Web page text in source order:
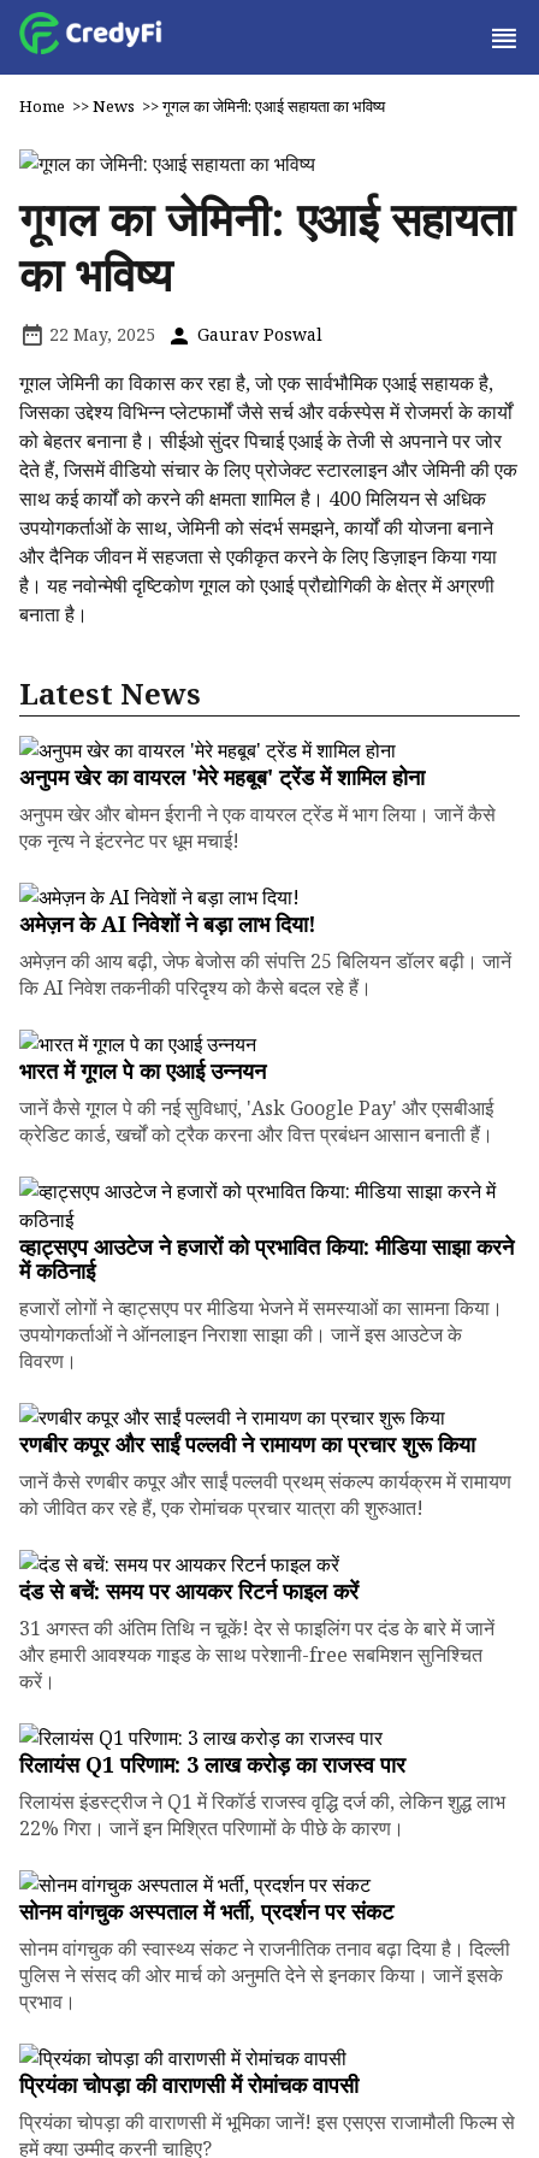
Home >>News >>गूगल का जेमिनी: एआई सहायता का भविष्य
गूगल का जेमिनी: एआई सहायता
का भविष्य
22 May, 2025 Gaurav Poswal
गूगल जेमिनी का विकास कर रहा है, जो एक सार्वभौमिक एआई सहायक है,
जिसका उद्देश्य विभिन्न प्लेटफार्मों जैसे सर्च और वर्कस्पेस में रोजमर्रा के कार्यों
को बेहतर बनाना है। सीईओ सुंदर पिचाई एआई के तेजी से अपनाने पर जोर
देते हैं, जिसमें वीडियो संचार के लिए प्रोजेक्ट स्टारलाइन और जेमिनी की एक
साथ कई कार्यों को करने की क्षमता शामिल है। 400 मिलियन से अधिक
उपयोगकर्ताओं के साथ, जेमिनी को संदर्भ समझने, कार्यों की योजना बनाने
और दैनिक जीवन में सहजता से एकीकृत करने के लिए डिज़ाइन किया गया
है। यह नवोन्मेषी दृष्टिकोण गूगल को एआई प्रौद्योगिकी के क्षेत्र में अग्रणी
बनाता है।
Latest News
अनुपम खेर का वायरल 'मेरे महबूब' ट्रेंड में शामिल होना
अनुपम खेर और बोमन ईरानी ने एक वायरल ट्रेंड में भाग लिया। जानें कैसे
एक नृत्य ने इंटरनेट पर धूम मचाई!
अमेज़न के AI निवेशों ने बड़ा लाभ दिया!
अमेज़न की आय बढ़ी, जेफ बेजोस की संपत्ति 25 बिलियन डॉलर बढ़ी। जानें
कि AI निवेश तकनीकी परिदृश्य को कैसे बदल रहे हैं।
भारत में गूगल पे का एआई उन्नयन
जानें कैसे गूगल पे की नई सुविधाएं, 'Ask Google Pay' और एसबीआई
क्रेडिट कार्ड, खर्चों को ट्रैक करना और वित्त प्रबंधन आसान बनाती हैं।
व्हाट्सएप आउटेज ने हजारों को प्रभावित किया: मीडिया साझा करने
में कठिनाई
हजारों लोगों ने व्हाट्सएप पर मीडिया भेजने में समस्याओं का सामना किया।
उपयोगकर्ताओं ने ऑनलाइन निराशा साझा की। जानें इस आउटेज के
विवरण।
रणबीर कपूर और साईं पल्लवी ने रामायण का प्रचार शुरू किया
जानें कैसे रणबीर कपूर और साईं पल्लवी प्रथम् संकल्प कार्यक्रम में रामायण
को जीवित कर रहे हैं, एक रोमांचक प्रचार यात्रा की शुरुआत!
दंड से बचें: समय पर आयकर रिटर्न फाइल करें
31 अगस्त की अंतिम तिथि न चूकें! देर से फाइलिंग पर दंड के बारे में जानें
और हमारी आवश्यक गाइड के साथ परेशानी-free सबमिशन सुनिश्चित
करें।
रिलायंस Q1 परिणाम: ₹3 लाख करोड़ का राजस्व पार
रिलायंस इंडस्ट्रीज ने Q1 में रिकॉर्ड राजस्व वृद्धि दर्ज की, लेकिन शुद्ध लाभ
22% गिरा। जानें इन मिश्रित परिणामों के पीछे के कारण।
सोनम वांगचुक अस्पताल में भर्ती, प्रदर्शन पर संकट
सोनम वांगचुक की स्वास्थ्य संकट ने राजनीतिक तनाव बढ़ा दिया है। दिल्ली
पुलिस ने संसद की ओर मार्च को अनुमति देने से इनकार किया। जानें इसके
प्रभाव।
प्रियंका चोपड़ा की वाराणसी में रोमांचक वापसी
प्रियंका चोपड़ा की वाराणसी में भूमिका जानें! इस एसएस राजामौली फिल्म से
हमें क्या उम्मीद करनी चाहिए?